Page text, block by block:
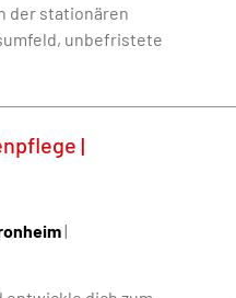
der stationären
unbefristete
|
|